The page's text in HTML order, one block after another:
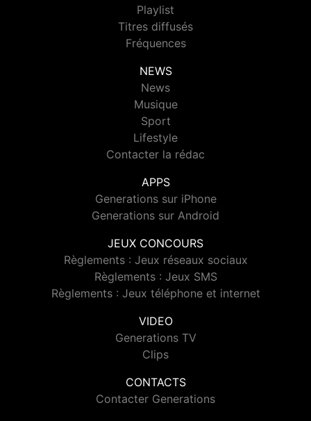
Playlist
Titres diffusés
Fréquences
NEWS
News
Musique
Sport
Lifestyle
Contacter la rédac
APPS
Generations sur iPhone
Generations sur Android
JEUX CONCOURS
Règlements : Jeux réseaux sociaux
Règlements : Jeux SMS
Règlements : Jeux téléphone et internet
VIDEO
Generations TV
Clips
CONTACTS
Contacter Generations